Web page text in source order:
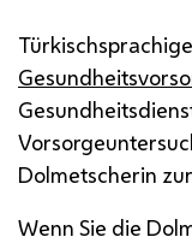
Dolmetscherin
Wenn Sie die